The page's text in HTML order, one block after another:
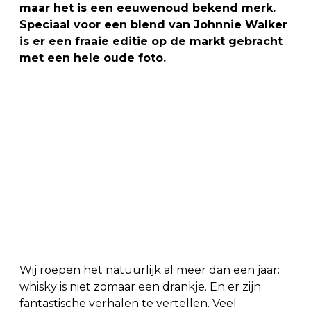
maar het is een eeuwenoud bekend merk.
Speciaal voor een blend van Johnnie Walker
is er een fraaie editie op de markt gebracht
met een hele oude foto.
Wij roepen het natuurlijk al meer dan een jaar:
whisky is niet zomaar een drankje. En er zijn
fantastische verhalen te vertellen. Veel